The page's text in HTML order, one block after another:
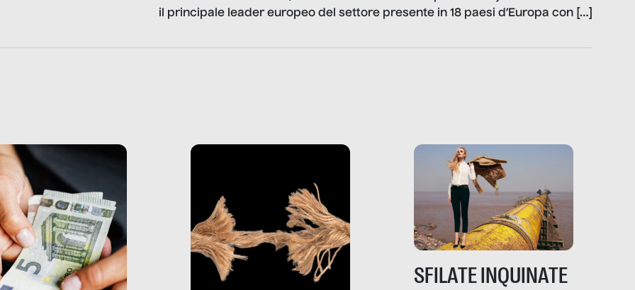
il principale leader europeo del settore presente in 18 paesi d’Europa con […]
SFILATE INQUINATE